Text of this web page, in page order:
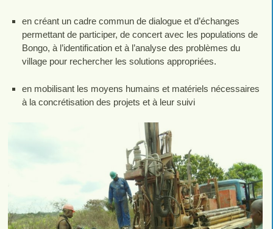
en créant un cadre commun de dialogue et d’échanges
permettant de participer, de concert avec les populations de
Bongo, à l’identification et à l’analyse des problèmes du
village pour rechercher les solutions appropriées.
en mobilisant les moyens humains et matériels nécessaires
à la concrétisation des projets et à leur suivi